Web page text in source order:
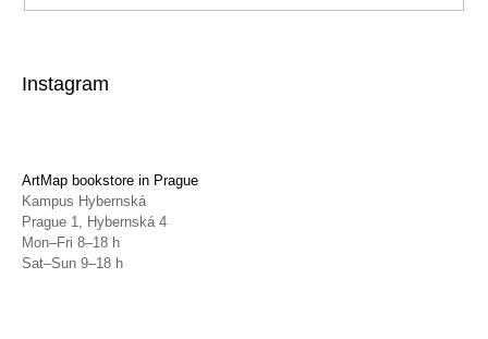
Instagram
ArtMap bookstore in Prague
Kampus Hybernská
Prague 1, Hybernská 4
Mon–Fri 8–18 h
Sat–Sun 9–18 h